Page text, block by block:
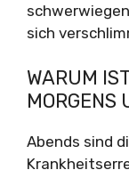
sich
WARUM
MORGENS
Abends sind